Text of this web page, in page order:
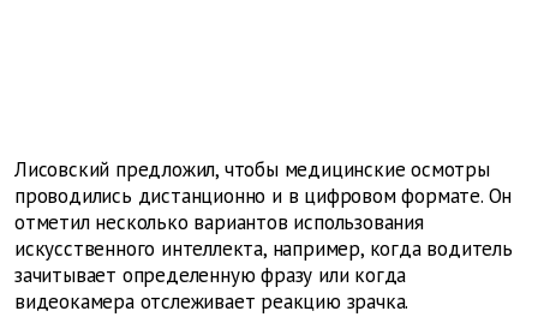
Лисовский предложил, чтобы медицинские осмотры
проводились дистанционно и в цифровом формате. Он
отметил несколько вариантов использования
искусственного интеллекта, например, когда водитель
зачитывает определенную фразу или когда
видеокамера отслеживает реакцию зрачка.